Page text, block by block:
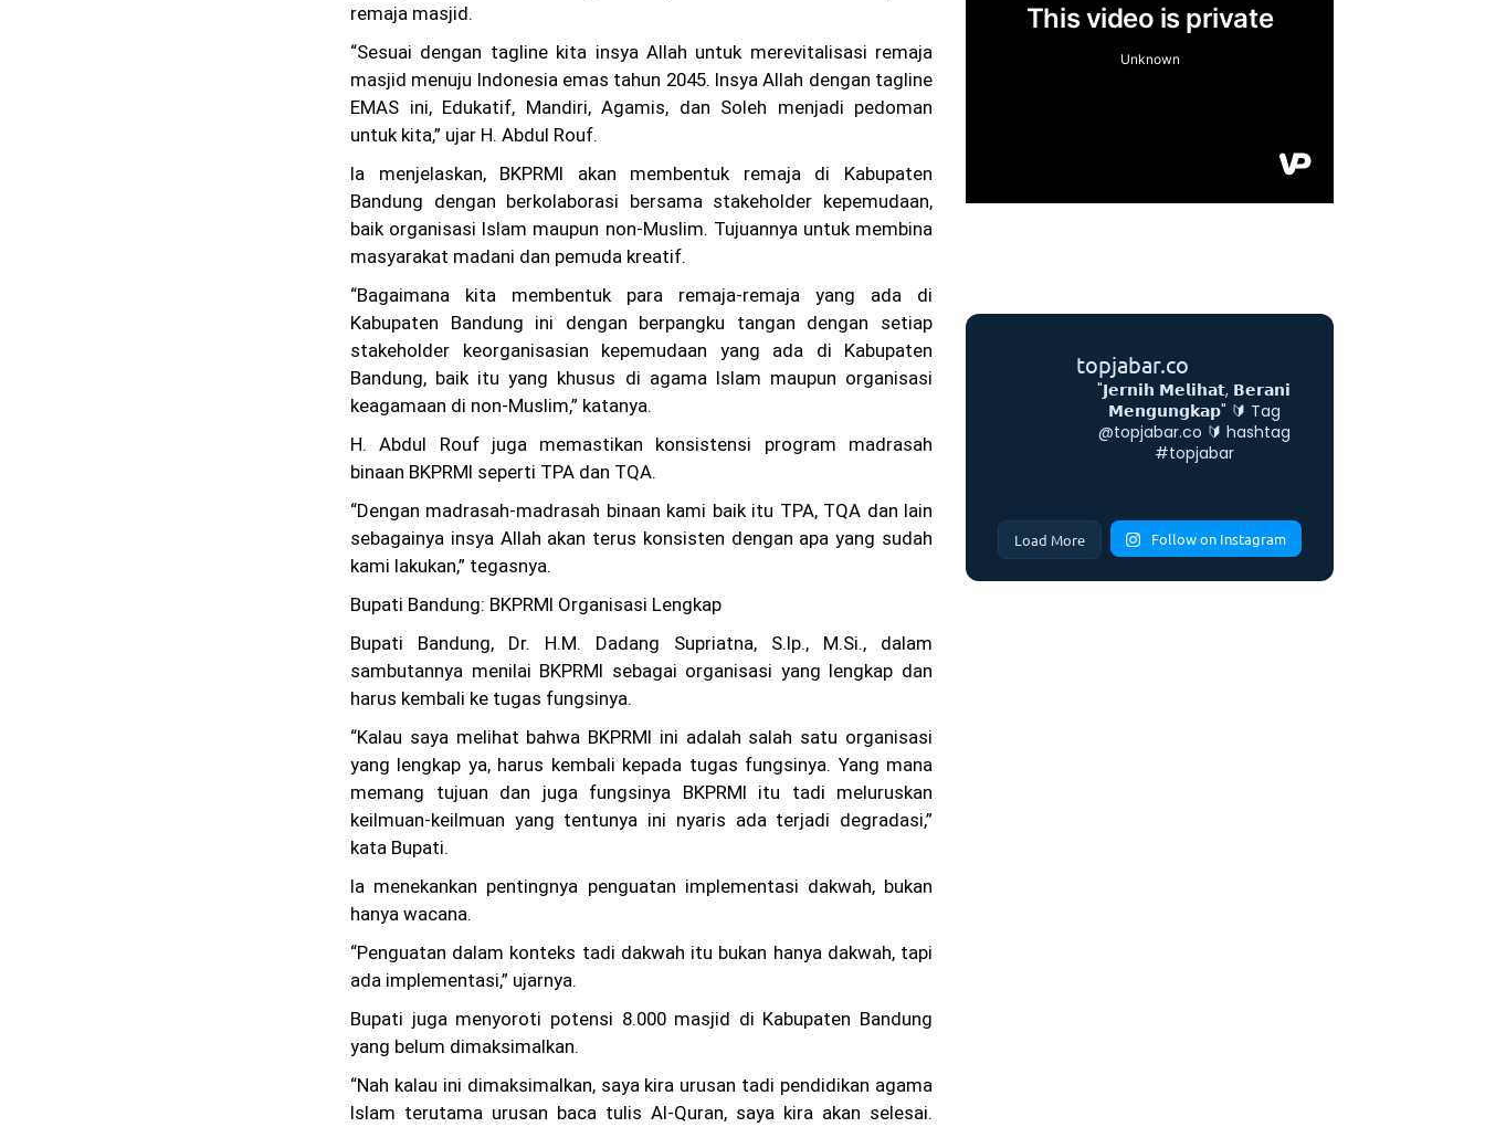
remaja masjid.
“Sesuai dengan tagline kita insya Allah untuk merevitalisasi remaja
masjid menuju Indonesia emas tahun 2045. Insya Allah dengan tagline
EMAS ini, Edukatif, Mandiri, Agamis, dan Soleh menjadi pedoman
untuk kita,” ujar H. Abdul Rouf.
Ia menjelaskan, BKPRMI akan membentuk remaja di Kabupaten
Bandung dengan berkolaborasi bersama stakeholder kepemudaan,
baik organisasi Islam maupun non-Muslim. Tujuannya untuk membina
masyarakat madani dan pemuda kreatif.
“Bagaimana kita membentuk para remaja-remaja yang ada di
Kabupaten Bandung ini dengan berpangku tangan dengan setiap
stakeholder keorganisasian kepemudaan yang ada di Kabupaten
Bandung, baik itu yang khusus di agama Islam maupun organisasi
keagamaan di non-Muslim,” katanya.
H. Abdul Rouf juga memastikan konsistensi program madrasah
binaan BKPRMI seperti TPA dan TQA.
“Dengan madrasah-madrasah binaan kami baik itu TPA, TQA dan lain
sebagainya insya Allah akan terus konsisten dengan apa yang sudah
kami lakukan,” tegasnya.
Bupati Bandung: BKPRMI Organisasi Lengkap
Bupati Bandung, Dr. H.M. Dadang Supriatna, S.Ip., M.Si., dalam
sambutannya menilai BKPRMI sebagai organisasi yang lengkap dan
harus kembali ke tugas fungsinya.
“Kalau saya melihat bahwa BKPRMI ini adalah salah satu organisasi
yang lengkap ya, harus kembali kepada tugas fungsinya. Yang mana
memang tujuan dan juga fungsinya BKPRMI itu tadi meluruskan
keilmuan-keilmuan yang tentunya ini nyaris ada terjadi degradasi,”
kata Bupati.
Ia menekankan pentingnya penguatan implementasi dakwah, bukan
hanya wacana.
“Penguatan dalam konteks tadi dakwah itu bukan hanya dakwah, tapi
ada implementasi,” ujarnya.
Bupati juga menyoroti potensi 8.000 masjid di Kabupaten Bandung
yang belum dimaksimalkan.
“Nah kalau ini dimaksimalkan, saya kira urusan tadi pendidikan agama
Islam terutama urusan baca tulis Al-Quran, saya kira akan selesai.
topjabar.co
"𝗝𝗲𝗿𝗻𝗶𝗵 𝗠𝗲𝗹𝗶𝗵𝗮𝘁, 𝗕𝗲𝗿𝗮𝗻𝗶
𝗠𝗲𝗻𝗴𝘂𝗻𝗴𝗸𝗮𝗽" 🔰 Tag
@topjabar.co 🔰 hashtag
#topjabar
Load More Follow on Instagram